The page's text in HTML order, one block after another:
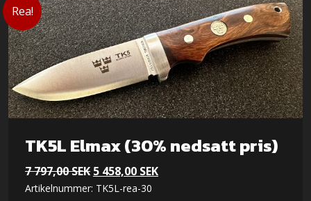
Rea!
TK5L Elmax (30% nedsatt pris)
7 797,00SEK Det
ursprungliga
5 458,00 SEKDet
Artikelnummer: TK5L-rea-30